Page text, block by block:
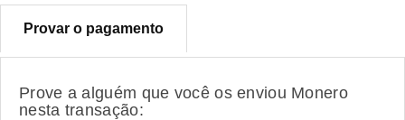
Provar o pagamento
Prove a alguém que você os enviou Monero
nesta transação: